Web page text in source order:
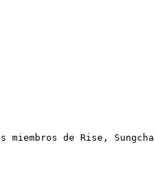
miembros de Rise,